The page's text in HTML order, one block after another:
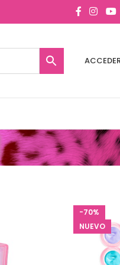
-70%
NUEVO